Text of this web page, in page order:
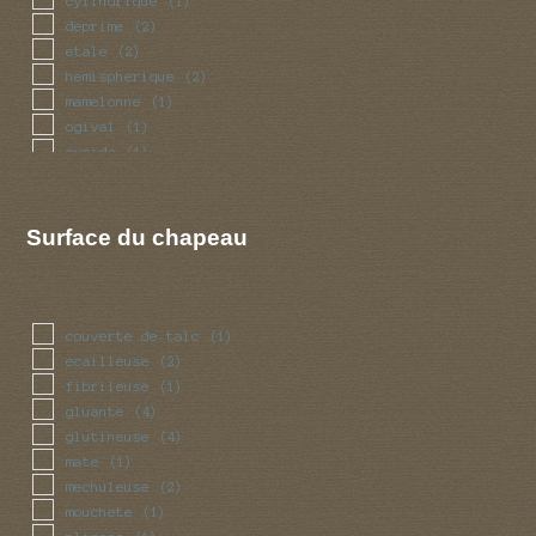
deprime (2)
etale (2)
hemispherique (2)
mamelonne (1)
ogival (1)
ovoide (1)
Surface du chapeau
couverte de talc (1)
ecailleuse (2)
fibrileuse (1)
gluante (4)
glutineuse (4)
mate (1)
mechuleuse (2)
mouchete (1)